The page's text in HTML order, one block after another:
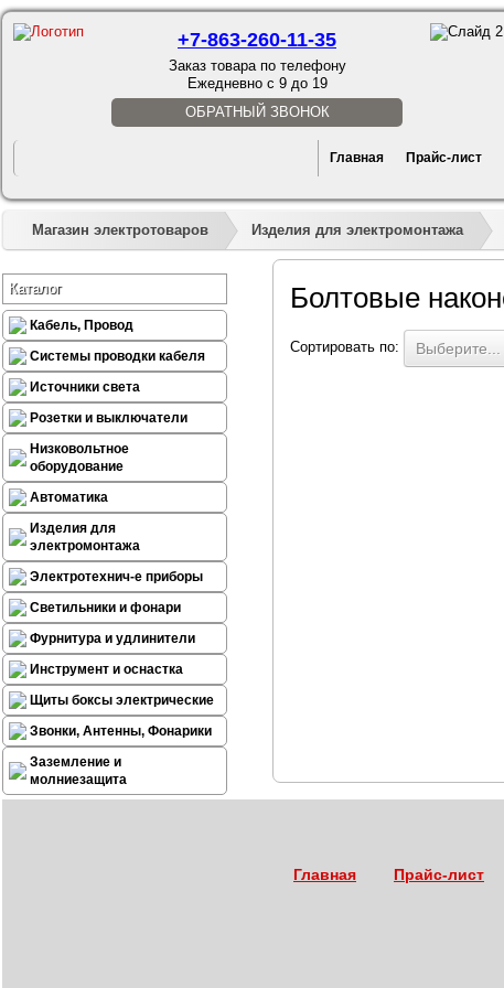
+7-863-260-11-35
Заказ товара по телефону
Ежедневно с 9 до 19
ОБРАТНЫЙ ЗВОНОК
Главная Прайс-лист
Магазин электротоваров Изделия для электромонтажа
Каталог
Кабель, Провод
Системы проводки кабеля
Источники света
Розетки и выключатели
Низковольтное
оборудование
Автоматика
Изделия для
электромонтажа
Электротехнич-е приборы
Светильники и фонари
Фурнитура и удлинители
Инструмент и оснастка
Щиты боксы электрические
Звонки, Антенны, Фонарики
Заземление и
молниезащита
Болтовые
Сортировать по: Выберите...
Главная Прайс-лист